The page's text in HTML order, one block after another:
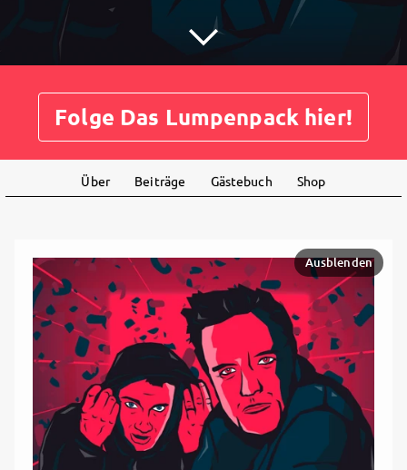
Folge Das Lumpenpack hier!
Über Beiträge Gästebuch Shop
Ausblenden